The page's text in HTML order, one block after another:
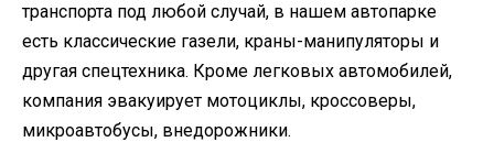
транспорта под любой случай, в нашем автопарке
есть классические газели, краны-манипуляторы и
другая спецтехника. Кроме легковых автомобилей,
компания эвакуирует мотоциклы, кроссоверы,
микроавтобусы, внедорожники.